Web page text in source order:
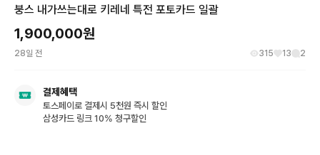
붕스 내가쓰는대로 키레네 특전 포토카드 일괄
1,900,000원
28일 전 315 13 2
결제혜택
토스페이로 결제시 5천원 즉시 할인
삼성카드 링크 10% 청구할인